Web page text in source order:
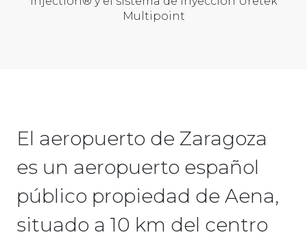
Multipoint
El aeropuerto de Zaragoza
es un aeropuerto español
público propiedad de Aena,
situado a 10 km del centro